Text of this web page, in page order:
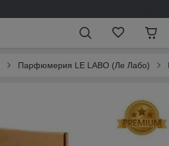
Парфюмерия LE LABO (Ле Лабо)